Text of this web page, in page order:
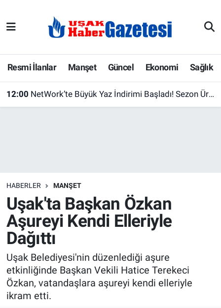
Resmi İlanlar Manşet Güncel Ekonomi Sağlık
12:00 NetWork’te Büyük Yaz İndirimi Başladı! Sezon Ürünlerinde Fiyatlar Düştü
HABERLER MANŞET
Uşak'ta Başkan Özkan
Aşureyi Kendi Elleriyle
Dağıttı
Uşak Belediyesi'nin düzenlediği aşure
etkinliğinde Başkan Vekili Hatice Terekeci
Özkan, vatandaşlara aşureyi kendi elleriyle
ikram etti.
E-Gazete
Ekonomi
Köşe Yazarları
Kültür Sanat
Manşet
Resmi İlanlar
Sağlık
Uşak Hava Durumu
Uşak Trafik Yoğunluk Haritası
Süper Lig Puan Durumu ve Fikstür